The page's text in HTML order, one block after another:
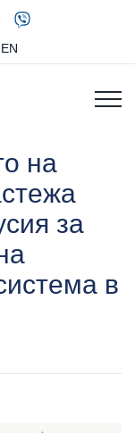
EN
на
за
в